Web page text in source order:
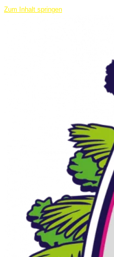
Zum Inhalt springen